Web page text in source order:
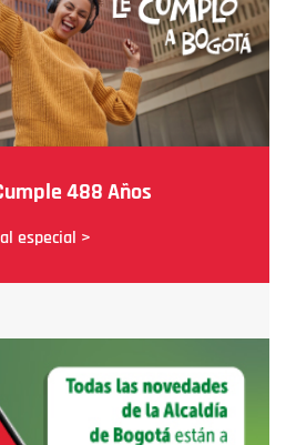
488 Años
especial >